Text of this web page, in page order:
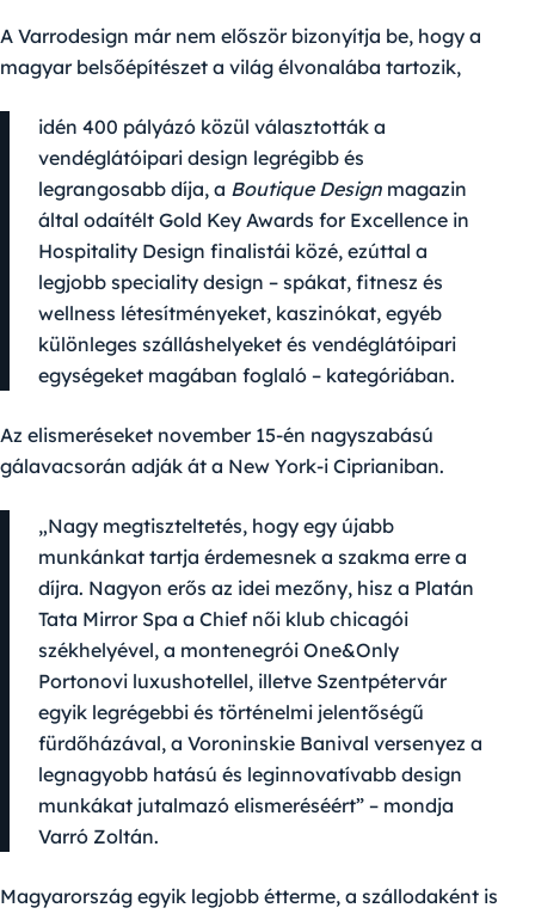
A Varrodesign már nem először bizonyítja be, hogy a
magyar belsőépítészet a világ élvonalába tartozik,
idén 400 pályázó közül választották a
vendéglátóipari design legrégibb és
legrangosabb díja, a Boutique Design magazin
által odaítélt Gold Key Awards for Excellence in
Hospitality Design finalistái közé, ezúttal a
legjobb speciality design – spákat, fitnesz és
wellness létesítményeket, kaszinókat, egyéb
különleges szálláshelyeket és vendéglátóipari
egységeket magában foglaló – kategóriában.
Az elismeréseket november 15-én nagyszabású
gálavacsorán adják át a New York-i Ciprianiban.
„Nagy megtiszteltetés, hogy egy újabb
munkánkat tartja érdemesnek a szakma erre a
díjra. Nagyon erős az idei mezőny, hisz a Platán
Tata Mirror Spa a Chief női klub chicagói
székhelyével, a montenegrói One&Only
Portonovi luxushotellel, illetve Szentpétervár
egyik legrégebbi és történelmi jelentőségű
fürdőházával, a Voroninskie Banival versenyez a
legnagyobb hatású és leginnovatívabb design
munkákat jutalmazó elismeréséért” – mondja
Varró Zoltán.
Magyarország egyik legjobb étterme, a szállodaként is